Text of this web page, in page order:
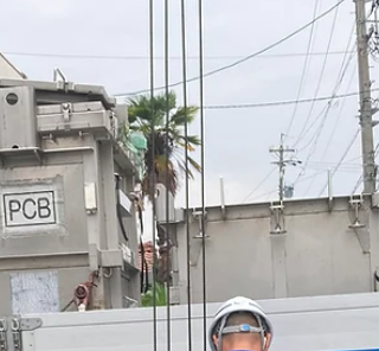
ディーラー車検が高額な話
名古屋も大雪でしたが、 幸いにして土曜日という
ことで そんなに混乱はなかったようですね。 私は
その前日、 軽自動車の中古新規登録のため、 名古
屋市港区の軽自動車協会へ いっておりました。 午
前も遅めの出発でしたが、 １２時ちょっと前に書
類も通り、 何とか車検ラインにいけました。 事前
にテスターで チェックしておりますので、 何とか
午前中で帰れるか～と、 安心していたのも束の
間。